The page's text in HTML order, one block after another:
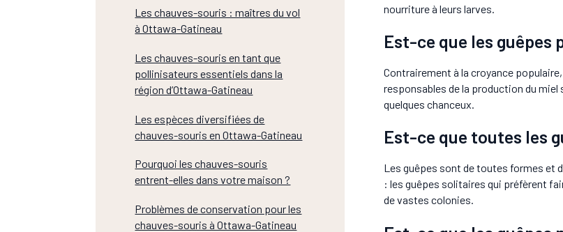
Les chauves-souris : maîtres du vol
à Ottawa-Gatineau
Les chauves-souris en tant que
pollinisateurs essentiels dans la
région d’Ottawa-Gatineau
Les espèces diversifiées de
chauves-souris en Ottawa-Gatineau
Pourquoi les chauves-souris
entrent-elles dans votre maison ?
Problèmes de conservation pour les
chauves-souris à Ottawa-Gatineau
nourriture à leurs larves.
Est-ce que les guêpes
Contrairement à la croyance
responsables de la production du
quelques chanceux.
Est-ce que toutes les
Les guêpes sont de toutes formes et
: les guêpes solitaires qui préfèrent
de vastes colonies.